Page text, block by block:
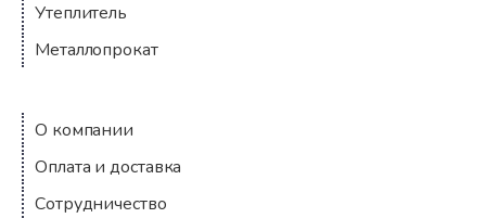
Утеплитель
Металлопрокат
Компания
О компании
Оплата и доставка
Сотрудничество